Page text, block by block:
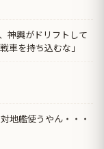
神輿がドリフトして
車を持ち込むな」
地艦使うやん・・・